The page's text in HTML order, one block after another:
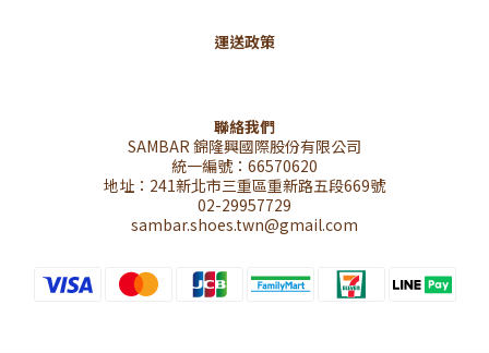
運送政策
聯絡我們
SAMBAR 錦隆興國際股份有限公司
統一編號：66570620
地址：241新北市三重區重新路五段669號
02-29957729
sambar.shoes.twn@gmail.com